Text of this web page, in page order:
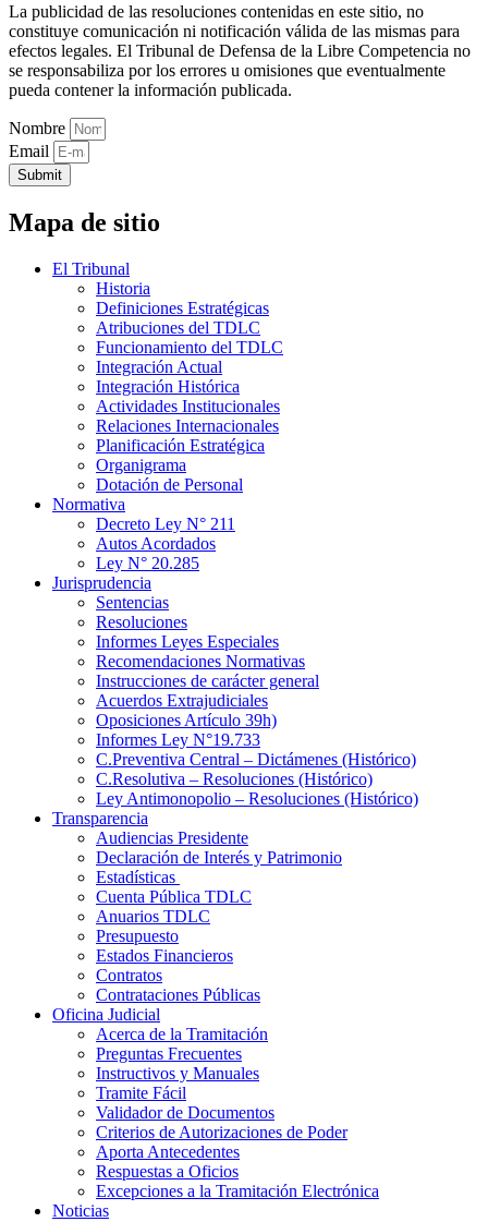
La publicidad de las resoluciones contenidas en este sitio, no
constituye comunicación ni notificación válida de las mismas para
efectos legales. El Tribunal de Defensa de la Libre Competencia no
se responsabiliza por los errores u omisiones que eventualmente
pueda contener la información publicada.
Nombre
Email
Submit
Mapa de sitio
El Tribunal
Historia
Definiciones Estratégicas
Atribuciones del TDLC
Funcionamiento del TDLC
Integración Actual
Integración Histórica
Actividades Institucionales
Relaciones Internacionales
Planificación Estratégica
Organigrama
Dotación de Personal
Normativa
Decreto Ley N° 211
Autos Acordados
Ley N° 20.285
Jurisprudencia
Sentencias
Resoluciones
Informes Leyes Especiales
Recomendaciones Normativas
Instrucciones de carácter general
Acuerdos Extrajudiciales
Oposiciones Artículo 39h)
Informes Ley N°19.733
C.Preventiva Central – Dictámenes (Histórico)
C.Resolutiva – Resoluciones (Histórico)
Ley Antimonopolio – Resoluciones (Histórico)
Transparencia
Audiencias Presidente
Declaración de Interés y Patrimonio
Estadísticas
Cuenta Pública TDLC
Anuarios TDLC
Presupuesto
Estados Financieros
Contratos
Contrataciones Públicas
Oficina Judicial
Acerca de la Tramitación
Preguntas Frecuentes
Instructivos y Manuales
Tramite Fácil
Validador de Documentos
Criterios de Autorizaciones de Poder
Aporta Antecedentes
Respuestas a Oficios
Excepciones a la Tramitación Electrónica
Noticias